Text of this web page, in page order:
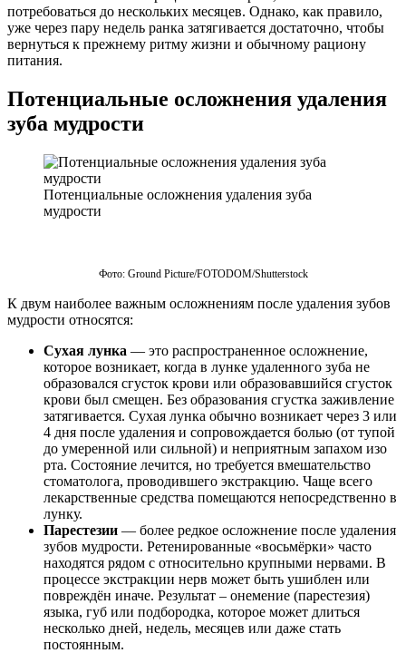
потребоваться до нескольких месяцев. Однако, как правило,
уже через пару недель ранка затягивается достаточно, чтобы
вернуться к прежнему ритму жизни и обычному рациону
питания.
Потенциальные осложнения удаления
зуба мудрости
Потенциальные осложнения удаления зуба
мудрости
Фото: Ground Picture/FOTODOM/Shutterstoсk
К двум наиболее важным осложнениям после удаления зубов
мудрости относятся:
Сухая лунка — это распространенное осложнение,
которое возникает, когда в лунке удаленного зуба не
образовался сгусток крови или образовавшийся сгусток
крови был смещен. Без образования сгустка заживление
затягивается. Сухая лунка обычно возникает через 3 или
4 дня после удаления и сопровождается болью (от тупой
до умеренной или сильной) и неприятным запахом изо
рта. Состояние лечится, но требуется вмешательство
стоматолога, проводившего экстракцию. Чаще всего
лекарственные средства помещаются непосредственно в
лунку.
Парестезии — более редкое осложнение после удаления
зубов мудрости. Ретенированные «восьмёрки» часто
находятся рядом с относительно крупными нервами. В
процессе экстракции нерв может быть ушиблен или
повреждён иначе. Результат – онемение (парестезия)
языка, губ или подбородка, которое может длиться
несколько дней, недель, месяцев или даже стать
постоянным.